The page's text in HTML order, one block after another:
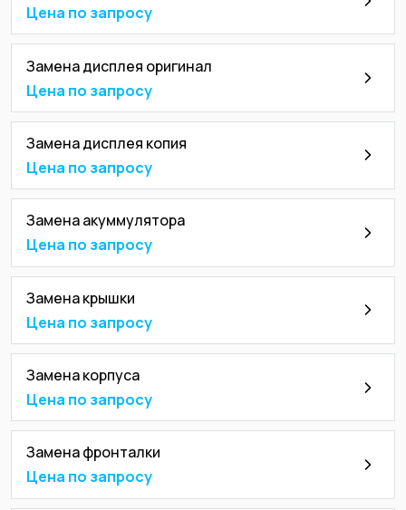
Цена по запросу
Замена дисплея оригинал
Цена по запросу
Замена дисплея копия
Цена по запросу
Замена акуммулятора
Цена по запросу
Замена крышки
Цена по запросу
Замена корпуса
Цена по запросу
Замена фронталки
Цена по запросу